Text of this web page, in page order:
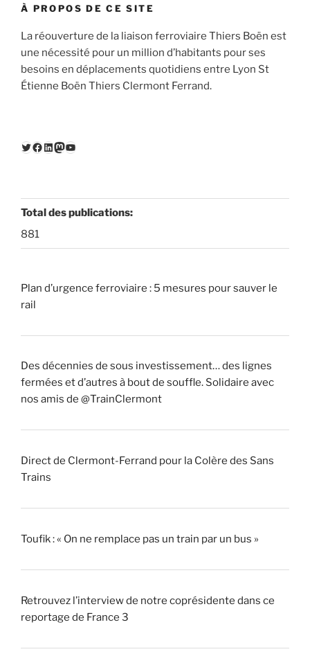
À PROPOS DE CE SITE
La réouverture de la liaison ferroviaire Thiers Boën est
une nécessité pour un million d’habitants pour ses
besoins en déplacements quotidiens entre Lyon St
Étienne Boën Thiers Clermont Ferrand.
Twitter
Facebook
LinkedIn
Mastodon
YouTube
Total des publications:
881
Plan d’urgence ferroviaire : 5 mesures pour sauver le
rail
Des décennies de sous investissement… des lignes
fermées et d’autres à bout de souffle. Solidaire avec
nos amis de @TrainClermont
Direct de Clermont-Ferrand pour la Colère des Sans
Trains
Toufik : « On ne remplace pas un train par un bus »
Retrouvez l’interview de notre coprésidente dans ce
reportage de France 3